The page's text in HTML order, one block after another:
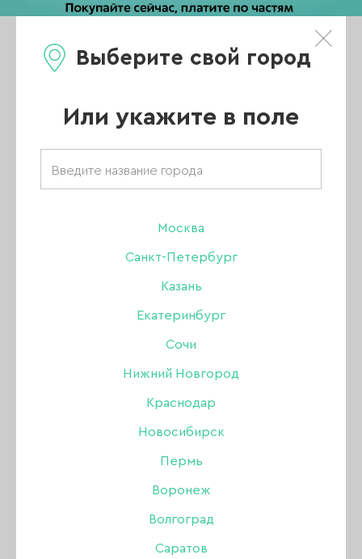
Выберите свой город
Или укажите в поле
Москва
Санкт-Петербург
Казань
Екатеринбург
Сочи
Нижний Новгород
Краснодар
Новосибирск
Пермь
Воронеж
Волгоград
Саратов
Каталог
Главная/
Каталог/
Гель-лак/
Amokey/
Гель-лак Amokey Flora 03, 8 мл